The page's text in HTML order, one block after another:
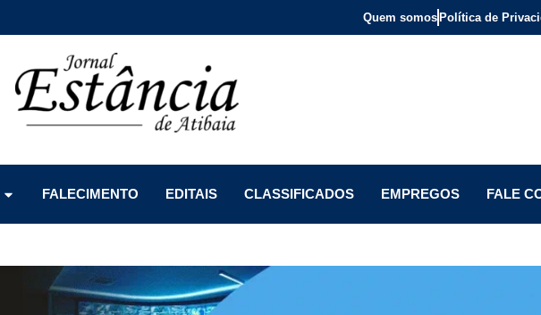
Quem somos Política de
FALECIMENTO EDITAIS CLASSIFICADOS EMPREGOS FALE